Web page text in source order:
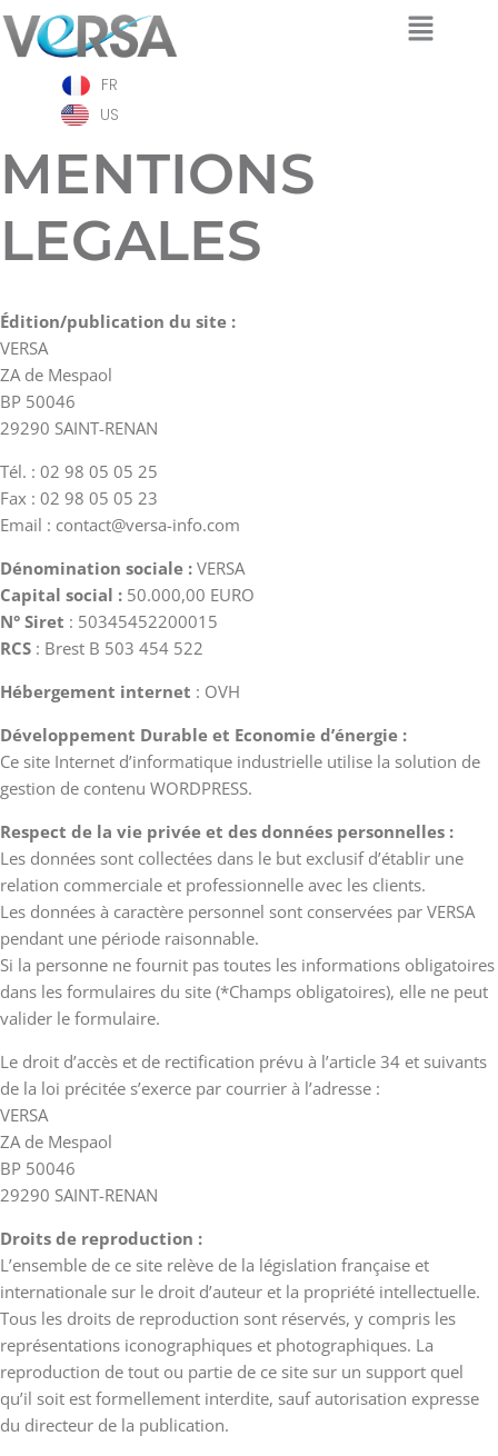
Aller
contenu
FR
US
MENTIONS
LEGALES
Édition/publication du site :
VERSA
ZA de Mespaol
BP 50046
29290 SAINT-RENAN
Tél. : 02 98 05 05 25
Fax : 02 98 05 05 23
Email : contact@versa-info.com
Dénomination sociale : VERSA
Capital social : 50.000,00 EURO
N° Siret : 50345452200015
RCS : Brest B 503 454 522
Hébergement internet : OVH
Développement Durable et Economie d’énergie :
Ce site Internet d’informatique industrielle utilise la solution de
gestion de contenu WORDPRESS.
Respect de la vie privée et des données personnelles :
Les données sont collectées dans le but exclusif d’établir une
relation commerciale et professionnelle avec les clients.
Les données à caractère personnel sont conservées par VERSA
pendant une période raisonnable.
Si la personne ne fournit pas toutes les informations obligatoires
dans les formulaires du site (*Champs obligatoires), elle ne peut
valider le formulaire.
Le droit d’accès et de rectification prévu à l’article 34 et suivants
de la loi précitée s’exerce par courrier à l’adresse :
VERSA
ZA de Mespaol
BP 50046
29290 SAINT-RENAN
Droits de reproduction :
L’ensemble de ce site relève de la législation française et
internationale sur le droit d’auteur et la propriété intellectuelle.
Tous les droits de reproduction sont réservés, y compris les
représentations iconographiques et photographiques. La
reproduction de tout ou partie de ce site sur un support quel
qu’il soit est formellement interdite, sauf autorisation expresse
du directeur de la publication.